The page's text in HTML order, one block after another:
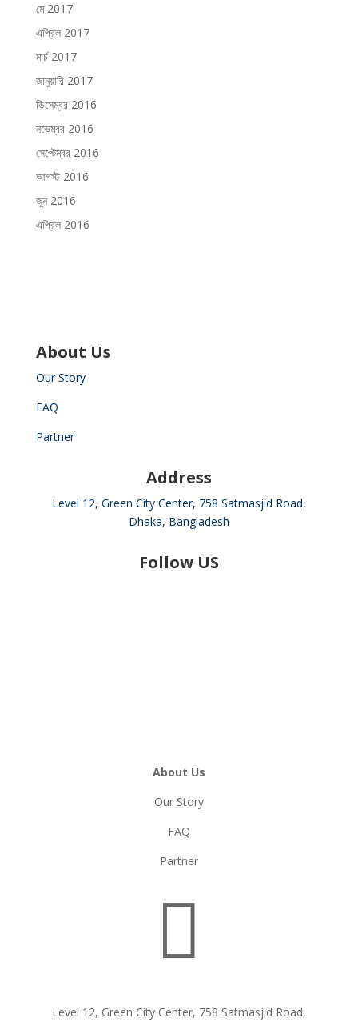
মে 2017
এপ্রিল 2017
মার্চ 2017
জানুয়ারি 2017
ডিসেম্বর 2016
নভেম্বর 2016
সেপ্টেম্বর 2016
আগস্ট 2016
জুন 2016
এপ্রিল 2016
About Us
Our Story
FAQ
Partner
Address
Level 12, Green City Center, 758 Satmasjid Road,
Dhaka, Bangladesh
Follow US
About Us
Our Story
FAQ
Partner

Level 12, Green City Center, 758 Satmasjid Road,